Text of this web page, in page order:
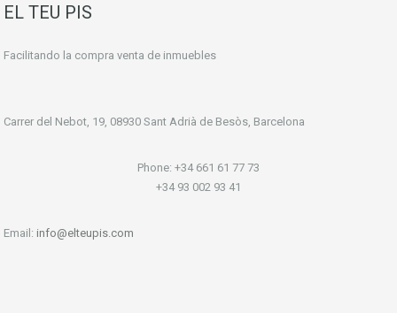
EL TEU PIS
Facilitando la compra venta de inmuebles
Carrer del Nebot, 19, 08930 Sant Adrià de Besòs, Barcelona
Phone: +34 661 61 77 73
+34 93 002 93 41
Email: info@elteupis.com